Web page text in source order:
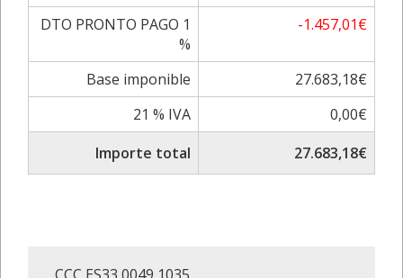
DTO PRONTO PAGO 1
%
-1.457,01€
Base imponible
27.683,18€
21 % IVA
0,00€
Importe total
27.683,18€